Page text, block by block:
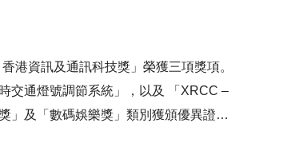
港資訊及通訊科技獎」榮獲三項獎項。
交通燈號調節系統」，以及 「XRCC –
」及「數碼娛樂獎」類別獲頒優異證